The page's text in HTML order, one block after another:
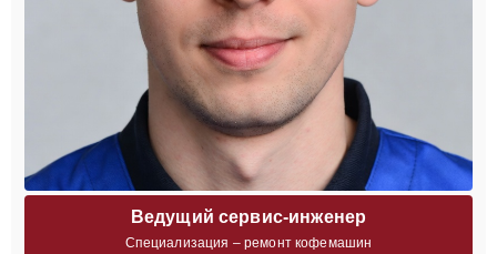
Ведущий сервис-инженер
Специализация – ремонт кофемашин